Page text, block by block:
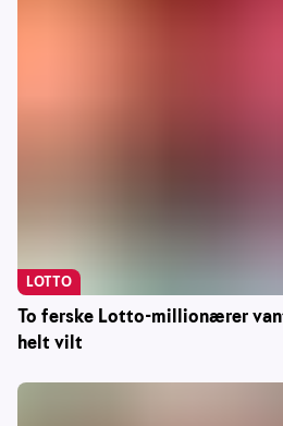
To ferske Lotto-millionærer
helt vilt
LOTTO